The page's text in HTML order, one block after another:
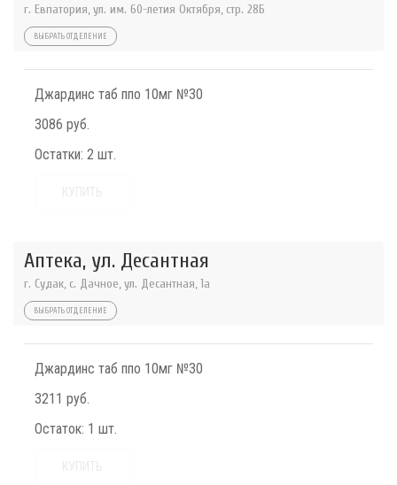
г. Евпатория, ул. им. 60-летия Октября, стр. 28Б
ВЫБРАТЬ ОТДЕЛЕНИЕ
Джардинс таб ппо 10мг №30
3086 руб.
Остатки: 2 шт.
Аптека, ул. Десантная
г. Судак, с. Дачное, ул. Десантная, 1а
ВЫБРАТЬ ОТДЕЛЕНИЕ
Джардинс таб ппо 10мг №30
3211 руб.
Остаток: 1 шт.